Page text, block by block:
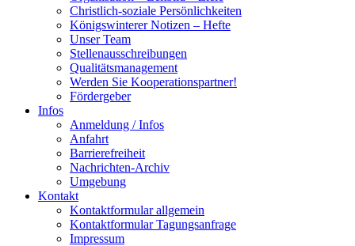
Christlich-soziale Persönlichkeiten
Königswinterer Notizen – Hefte
Unser Team
Stellenausschreibungen
Qualitätsmanagement
Werden Sie Kooperationspartner!
Fördergeber
Infos
Anmeldung / Infos
Anfahrt
Barrierefreiheit
Nachrichten-Archiv
Umgebung
Kontakt
Kontaktformular allgemein
Kontaktformular Tagungsanfrage
Impressum